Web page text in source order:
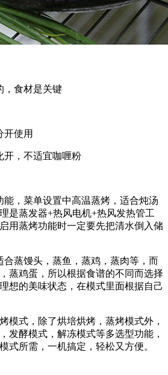
，食材是关键
开使用
开，不适宜咖喱粉
能，菜单设置中高温蒸烤，适合炖汤
是蒸发器+热风电机+热风发热管工
用蒸烤功能时一定要先把清水倒入储
合蒸馒头，蒸鱼，蒸鸡，蒸肉等，而
蒸鸡蛋，所以根据食谱的不同而选择
想的美味状态，在模式里面根据自己
模式，除了烘培烘烤，蒸烤模式外，
发酵模式，解冻模式等多选型功能，
式所需，一机搞定，轻松又方便。